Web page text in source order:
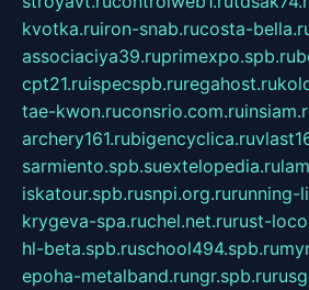
kvotka.ruiron-snab.rucosta-
associaciya39.ruprimexpo.spb.ru
cpt21.ruispecspb.ruregahost.ru
tae-kwon.ruconsrio.com.ru
archery161.rubigencyclica.ru
sarmiento.spb.suextelopedia.ru
iskatour.spb.rusnpi.org.rurunning-
krygeva-spa.ruchel.net.rurust-
hl-beta.spb.ruschool494.spb.ru
epoha-metalband.rungr.spb.ru